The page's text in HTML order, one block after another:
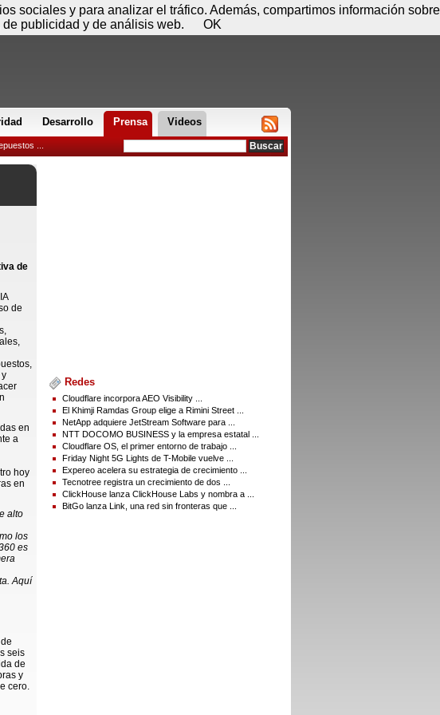
Desarrollo Prensa Videos
...
de
de
en
a
hoy
en
alto
los
es
Aquí
seis
de
y
cero.
Redes
Cloudflare incorpora AEO Visibility ...
El Khimji Ramdas Group elige a Rimini Street ...
NetApp adquiere JetStream Software para ...
NTT DOCOMO BUSINESS y la empresa estatal ...
Cloudflare OS, el primer entorno de trabajo ...
Friday Night 5G Lights de T-Mobile vuelve ...
Expereo acelera su estrategia de crecimiento ...
Tecnotree registra un crecimiento de dos ...
ClickHouse lanza ClickHouse Labs y nombra a ...
BitGo lanza Link, una red sin fronteras que ...
Sábado 08 de agosto - 01:18 Registrar Conectar
sociales y para analizar el tráfico. Además, compartimos información sobre
publicidad y de análisis web.
OK